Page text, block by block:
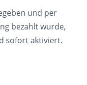
und per
bezahlt wurde,
sofort aktiviert.